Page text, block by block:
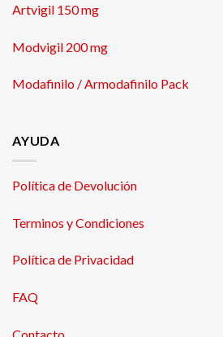
Artvigil 150 mg
Modvigil 200 mg
Modafinilo / Armodafinilo Pack
AYUDA
Política de Devolución
Terminos y Condiciones
Política de Privacidad
FAQ